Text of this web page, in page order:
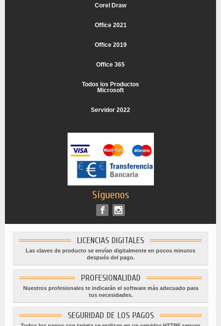
Corel Draw
Office 2021
Office 2019
Office 365
Todos los Productos
Microsoft
Servidor 2022
Síguenos
LICENCIAS DIGITALES
Las claves de producto se envían digitalmente en pocos minutos
después del pago.
PROFESIONALIDAD
Nuestros profesionales te indicarán el software más adecuado para
tus necesidades.
SEGURIDAD DE LOS PAGOS